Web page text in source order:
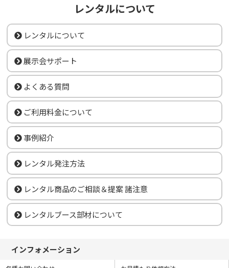
レンタルについて
レンタルについて
展示会サポート
よくある質問
ご利用料金について
事例紹介
レンタル発注方法
レンタル商品のご相談＆提案 諸注意
レンタルブース部材について
インフォメーション